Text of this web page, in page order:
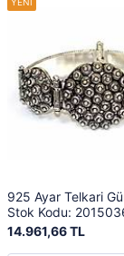
925 Ayar Telkari
Stok Kodu:
14.961,66 TL